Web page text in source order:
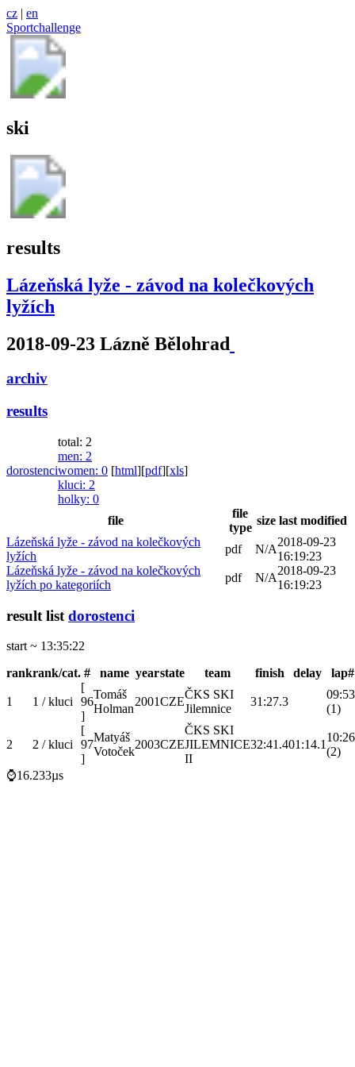
cz | en
Sportchallenge
ski
results
Lázeňská lyže - závod na kolečkových
lyžích
2018-09-23 Lázně Bělohrad
archiv
results
dorostenci
total: 2
men: 2
women: 0
kluci: 2
holky: 0
[html][pdf][xls]
file
file
type
size last modified
Lázeňská lyže - závod na kolečkových
lyžích
pdf N/A
2018-09-23
16:19:23
Lázeňská lyže - závod na kolečkových
lyžích po kategoriích
pdf N/A
2018-09-23
16:19:23
result list dorostenci
start ~ 13:35:22
rankrank/cat. # name yearstate team finish delay
1 1 / kluci
[
96
]
Tomáš
Holman
2001CZE
ČKS SKI
Jilemnice
31:27.3
(1)
2 2 / kluci
[
97
]
Matyáš
Votoček
2003CZE
ČKS SKI
JILEMNICE
II
32:41.401:14.1
(2)
⌚16.233µs